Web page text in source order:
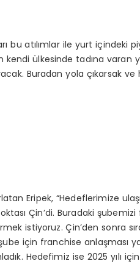
bu atılımlar ile yurt içindeki
ülkesinde tadına varan
Buradan yola çıkarsak ve
Eripek, “Hedeflerimize
Çin’di. Buradaki
istiyoruz. Çin’den sonra
için franchise anlaşması
Hedefimiz ise 2025 yılı